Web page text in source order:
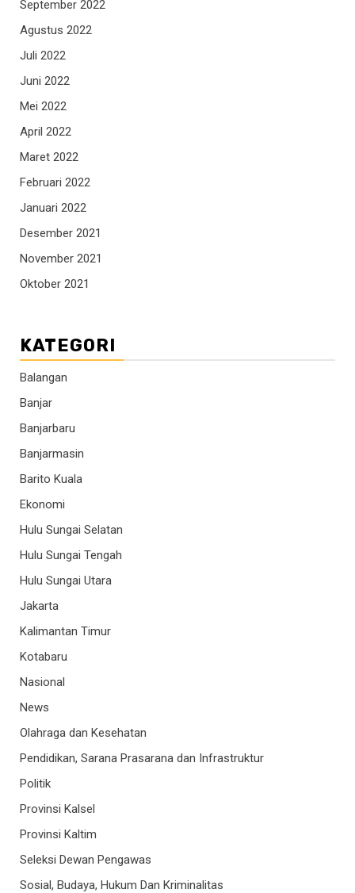
September 2022
Agustus 2022
Juli 2022
Juni 2022
Mei 2022
April 2022
Maret 2022
Februari 2022
Januari 2022
Desember 2021
November 2021
Oktober 2021
KATEGORI
Balangan
Banjar
Banjarbaru
Banjarmasin
Barito Kuala
Ekonomi
Hulu Sungai Selatan
Hulu Sungai Tengah
Hulu Sungai Utara
Jakarta
Kalimantan Timur
Kotabaru
Nasional
News
Olahraga dan Kesehatan
Pendidikan, Sarana Prasarana dan Infrastruktur
Politik
Provinsi Kalsel
Provinsi Kaltim
Seleksi Dewan Pengawas
Sosial, Budaya, Hukum Dan Kriminalitas